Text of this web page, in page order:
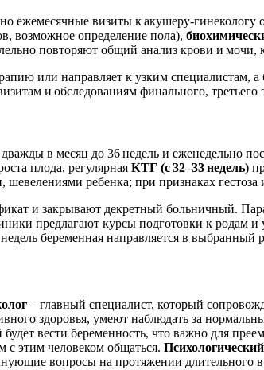
ежемесячные визиты к
возможное определение пола),
повторяют общий анализ крови и
или направляет к узким
и обследованиям финального, третьего
в месяц до 36 недель и еженедельно
плода, регулярная КТГ (с 32–33 недель)
шевелениями ребенка; при признаках
и закрывают декретный больничный.
предлагают курсы подготовки к родам
беременная направляется в
– главный специалист, который
здоровья, умеют наблюдать за
вести беременность, что важно для
этим человеком общаться.
вопросы на протяжении длительного